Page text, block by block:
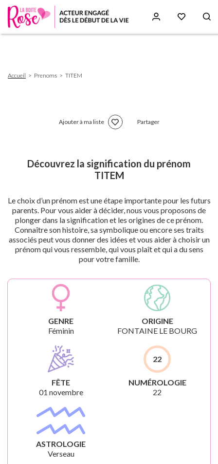
d'Ariane
Accueil Prenoms TITEM
Ajouter à ma liste Partager
Découvrez la signification du prénom
TITEM
Le choix d’un prénom est une étape importante pour les futurs
parents. Pour vous aider à décider, nous vous proposons de
plonger dans la signification et les origines de ce prénom.
Connaître son histoire, sa symbolique ou encore ses traits
associés peut vous donner des idées et vous aider à choisir un
prénom qui vous ressemble, qui vous plaît et qui a du sens
pour votre famille.
GENRE
Féminin
ORIGINE
FONTAINE LE BOURG
FÊTE
01 novembre
22
NUMÉROLOGIE
22
ASTROLOGIE
Verseau